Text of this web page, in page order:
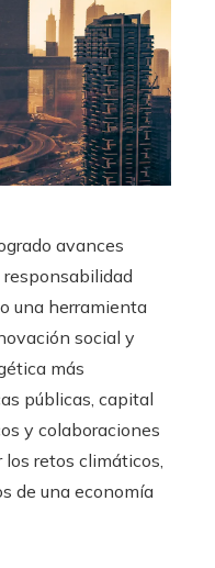
avances
una herramienta
social y
más
públicas, capital
y colaboraciones
retos climáticos,
de una economía